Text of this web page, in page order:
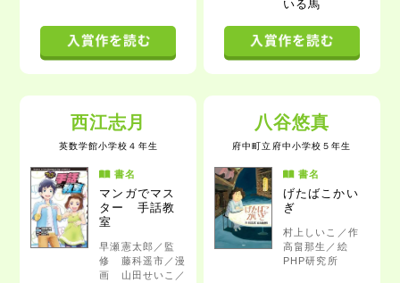
いる馬
西江志月
英数学館小学校 ４年生
書名
マンガでマス
ター 手話教
室
早瀬憲太郎／監
修 藤科遥市／漫
画 山田せいこ／
八谷悠真
府中町立府中小学校 ５年生
書名
げたばこかい
ぎ
村上しいこ／作
高畠那生／絵
PHP研究所